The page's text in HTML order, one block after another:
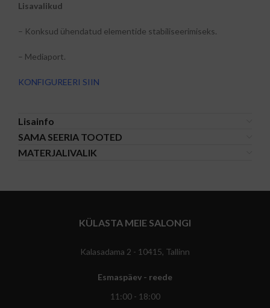
Lisavalikud
– Konksud ühendatud elementide stabiliseerimiseks.
– Mediaport.
KONFIGUREERI SIIN
Lisainfo
SAMA SEERIA TOOTED
MATERJALIVALIK
KÜLASTA MEIE SALONGI
Kalasadama 2 - 10415, Tallinn
Esmaspäev - reede
11:00 - 18:00